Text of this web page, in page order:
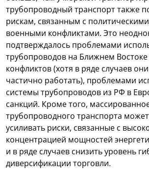
трубопроводный транспорт также
рискам, связанным с
военными конфликтами. Это
подтверждалось проблемами
трубопроводов на Ближнем Востоке
конфликтов (хотя в ряде случаев
частично работать), проблемами
системы трубопроводов из РФ в
санкций. Кроме того,
трубопроводного транспорта
усиливать риски, связанные с
концентрацией мощностей
и в ряде случаев снизить уровень
диверсификации торговли.